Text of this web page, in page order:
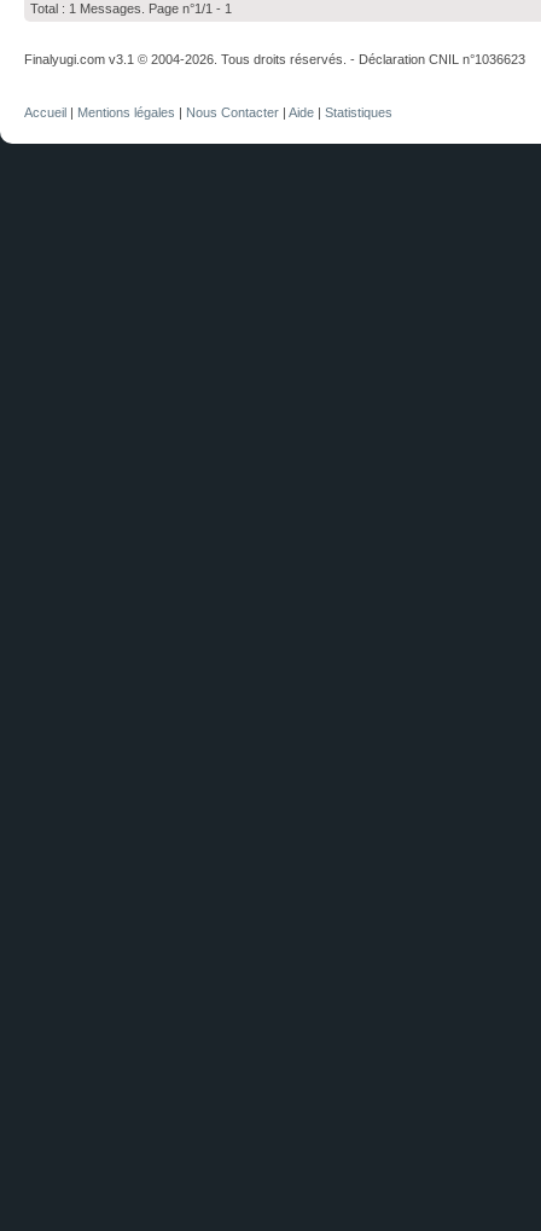
Total : 1 Messages. Page n°1/1 - 1
Finalyugi.com v3.1 © 2004-2026. Tous droits réservés. - Déclaration CNIL n°1036623
Accueil | Mentions légales | Nous Contacter | Aide | Statistiques